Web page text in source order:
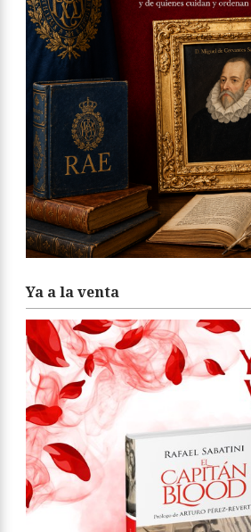
Ya a la venta